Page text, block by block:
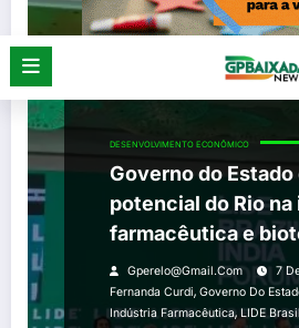
DESENVOLVIMENTO ECONÔMICO
Governo do
potencial do Rio
farmacêutica e
no LIDE Brasil Índia
Gperelo@gmail.com
7
Fernanda Curdi, Governo Do
Indústria Farmacêutica, LIDE